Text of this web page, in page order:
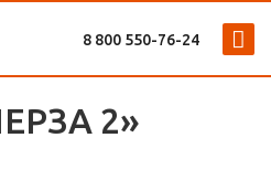
8 800 ‎550-76-24
2»